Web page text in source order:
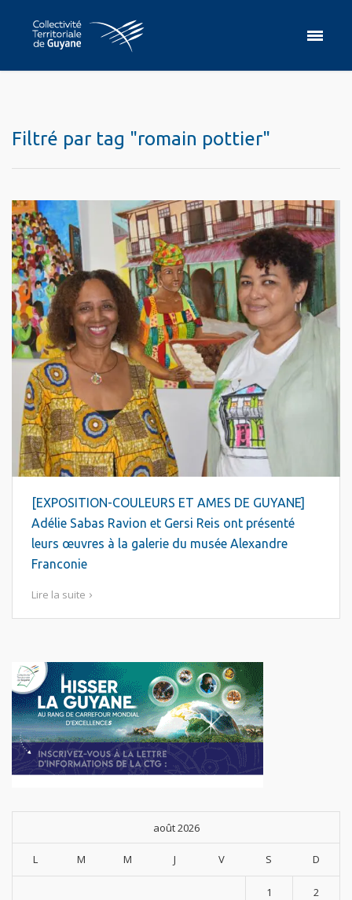
Filtré par tag "romain pottier"
[EXPOSITION-COULEURS ET AMES DE GUYANE]
Adélie Sabas Ravion et Gersi Reis ont présenté
leurs œuvres à la galerie du musée Alexandre
Franconie
Lire la suite
août 2026
L M M J V S D
1 2